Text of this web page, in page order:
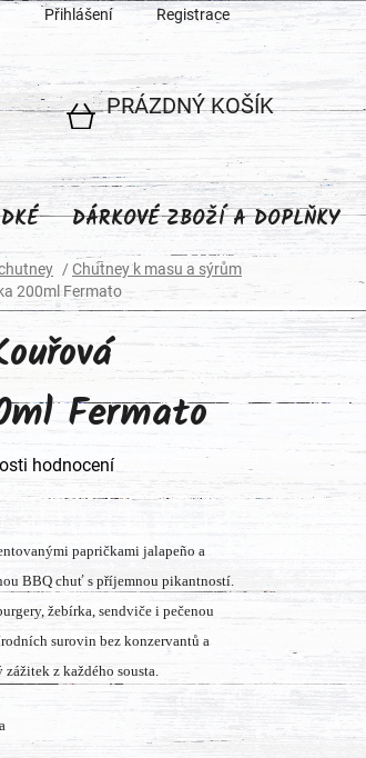
Přihlášení Registrace
NÁKUPNÍ
KOŠÍK
PRÁZDNÝ KOŠÍK
DÁRKOVÉ ZBOŽÍ A DOPLŇKY
/Chutney k masu a sýrům
200ml Fermato
Fermato
hodnocení
papričkami jalapeño a
BBQ chuť s příjemnou pikantností.
žebírka, sendviče i pečenou
surovin bez konzervantů a
z každého sousta.